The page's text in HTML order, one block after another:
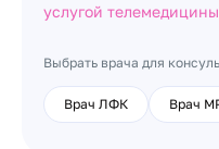
услугой
Выбрать врача для
Врач ЛФК Врач